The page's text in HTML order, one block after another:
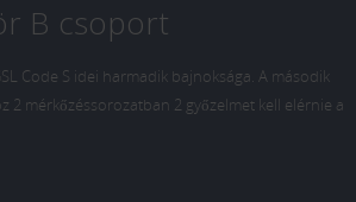
B csoport
Code S idei harmadik bajnoksága. A második
mérkőzéssorozatban 2 győzelmet kell elérnie a